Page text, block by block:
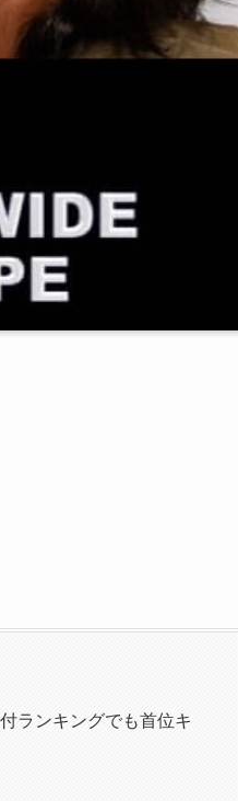
ランキングでも首位キ